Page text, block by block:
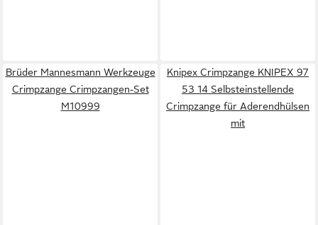
Brüder Mannesmann Werkzeuge
Crimpzange Crimpzangen-Set
M10999
Knipex Crimpzange KNIPEX 97
53 14 Selbsteinstellende
Crimpzange für Aderendhülsen
mit